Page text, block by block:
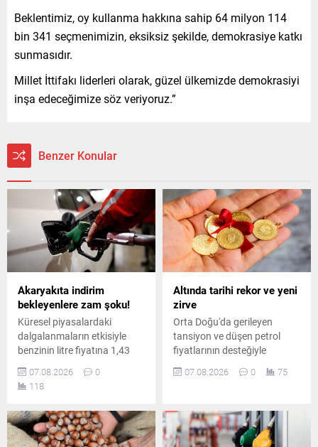
Beklentimiz, oy kullanma hakkına sahip 64 milyon 114
bin 341 seçmenimizin, eksiksiz şekilde, demokrasiye katkı
sunmasıdır.
Millet İttifakı liderleri olarak, güzel ülkemizde demokrasiyi
inşa edeceğimize söz veriyoruz.”
Benzer Konular
Akaryakıta indirim
bekleyenlere zam şoku!
Küresel piyasalardaki
dalgalanmaların etkisiyle
benzinin litre fiyatına 1,43
TL'lik artış öngörülürken, Eşel
Mobil Sistemi desteğiyle
sürücülerin deposuna
yansıyacak.
07.08.2026
0
118
Altında tarihi rekor ve yeni
zirve
Orta Doğu'da gerileyen
tansiyon ve düşen petrol
fiyatlarının desteğiyle
haftalık %5'i aşan yükseliş
kaydeden altın, rekor
6.575 TL'yi gördü.
07.08.2026 0 75